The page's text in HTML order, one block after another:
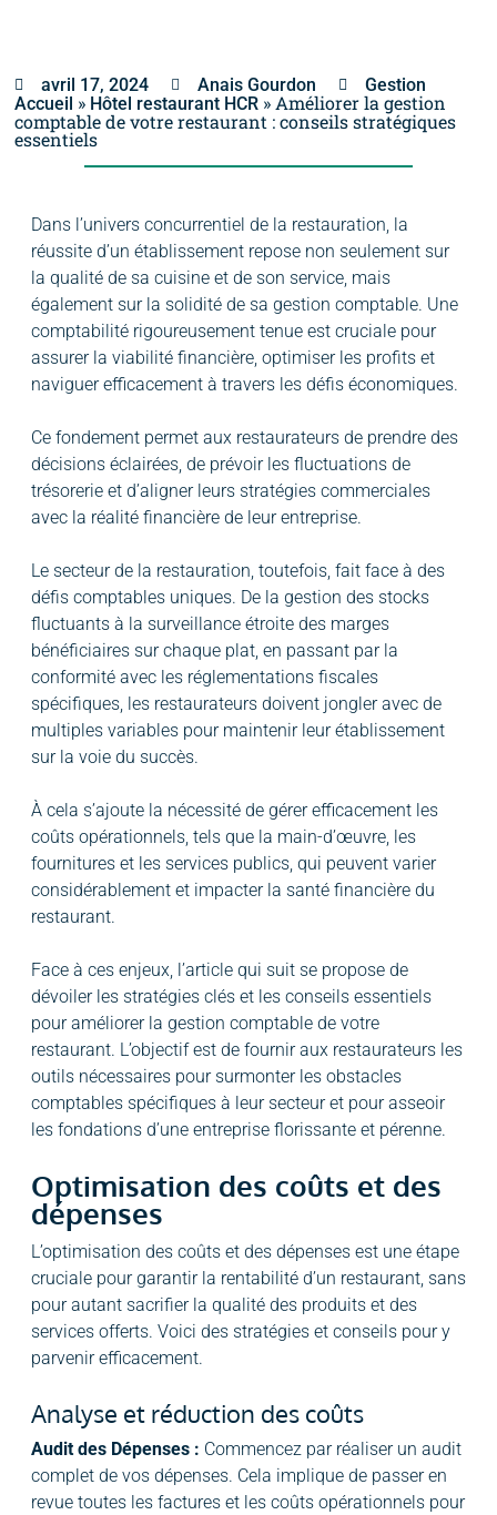
avril 17, 2024 Anais Gourdon
Gestion
Accueil » Hôtel restaurant HCR »Améliorer la gestion
comptable de votre restaurant : conseils stratégiques
essentiels
Dans l’univers concurrentiel de la restauration, la
réussite d’un établissement repose non seulement sur
la qualité de sa cuisine et de son service, mais
également sur la solidité de sa gestion comptable. Une
comptabilité rigoureusement tenue est cruciale pour
assurer la viabilité financière, optimiser les profits et
naviguer efficacement à travers les défis économiques.
Ce fondement permet aux restaurateurs de prendre des
décisions éclairées, de prévoir les fluctuations de
trésorerie et d’aligner leurs stratégies commerciales
avec la réalité financière de leur entreprise.
Le secteur de la restauration, toutefois, fait face à des
défis comptables uniques. De la gestion des stocks
fluctuants à la surveillance étroite des marges
bénéficiaires sur chaque plat, en passant par la
conformité avec les réglementations fiscales
spécifiques, les restaurateurs doivent jongler avec de
multiples variables pour maintenir leur établissement
sur la voie du succès.
À cela s’ajoute la nécessité de gérer efficacement les
coûts opérationnels, tels que la main-d’œuvre, les
fournitures et les services publics, qui peuvent varier
considérablement et impacter la santé financière du
restaurant.
Face à ces enjeux, l’article qui suit se propose de
dévoiler les stratégies clés et les conseils essentiels
pour améliorer la gestion comptable de votre
restaurant. L’objectif est de fournir aux restaurateurs les
outils nécessaires pour surmonter les obstacles
comptables spécifiques à leur secteur et pour asseoir
les fondations d’une entreprise florissante et pérenne.
Optimisation des coûts et des
dépenses
L’optimisation des coûts et des dépenses est une étape
cruciale pour garantir la rentabilité d’un restaurant, sans
pour autant sacrifier la qualité des produits et des
services offerts. Voici des stratégies et conseils pour y
parvenir efficacement.
Analyse et réduction des coûts
Audit des Dépenses : Commencez par réaliser un audit
complet de vos dépenses. Cela implique de passer en
revue toutes les factures et les coûts opérationnels pour